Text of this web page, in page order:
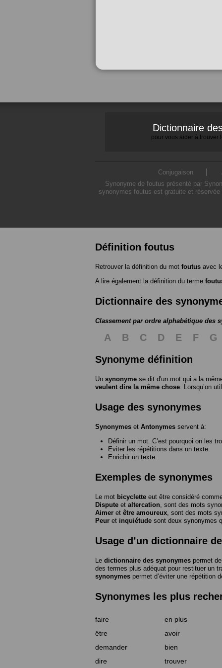
Dictionnaire
pour vous aider à trouver
Conjugaison
Synonyme de foutus présenté par
synonymes foutus est gratuite et
Définition foutus
Retrouver la définition du mot foutus avec
A lire également la définition du terme
Dictionnaire des
Classement par ordre alphabétique des
A B C D E F G
Synonyme définition
Un synonyme se dit d'un mot qui a la
veulent dire la même chose . Lorsqu’on
Usage des synonymes
Synonymes et Antonymes servent à:
Définir un mot. C’est pourquoi on les
Eviter les répétitions dans un texte.
Enrichir un texte.
Exemples de synonymes
Le mot bicyclette eut être considéré
Dispute et altercation , sont des mots
Aimer et être amoureux , sont des mots
Peur et inquiétude sont deux synonymes
Usage d’un dictionnaire
Le dictionnaire des synonymes permet
des termes plus adéquat pour restituer un
synonymes permet d’éviter une répétition
Synonymes les plus
faire en plus
être
avoir
demander
bien
dire
trouver